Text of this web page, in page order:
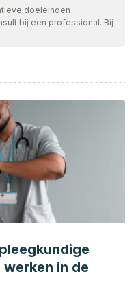
doeleinden
bij een professional. Bij
in de